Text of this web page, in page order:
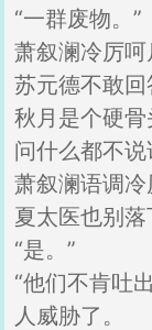
“一群废物。”
萧叙澜冷厉呵
苏元德不敢回
秋月是个硬骨
问什么都不说
萧叙澜语调冷
夏太医也别
“是。”
“他们不肯吐
人威胁了。